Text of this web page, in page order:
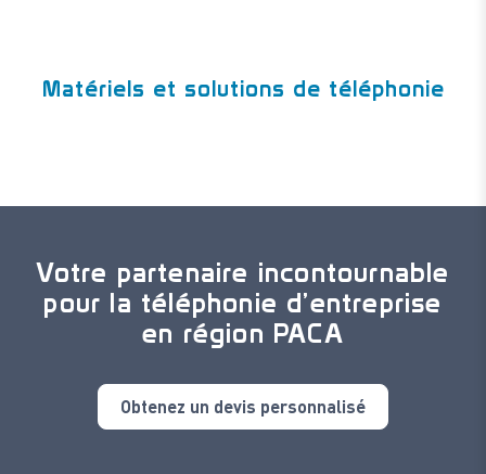
Matériels et solutions de téléphonie
Votre partenaire incontournable
pour la téléphonie d’entreprise
en région PACA
Obtenez un devis personnalisé